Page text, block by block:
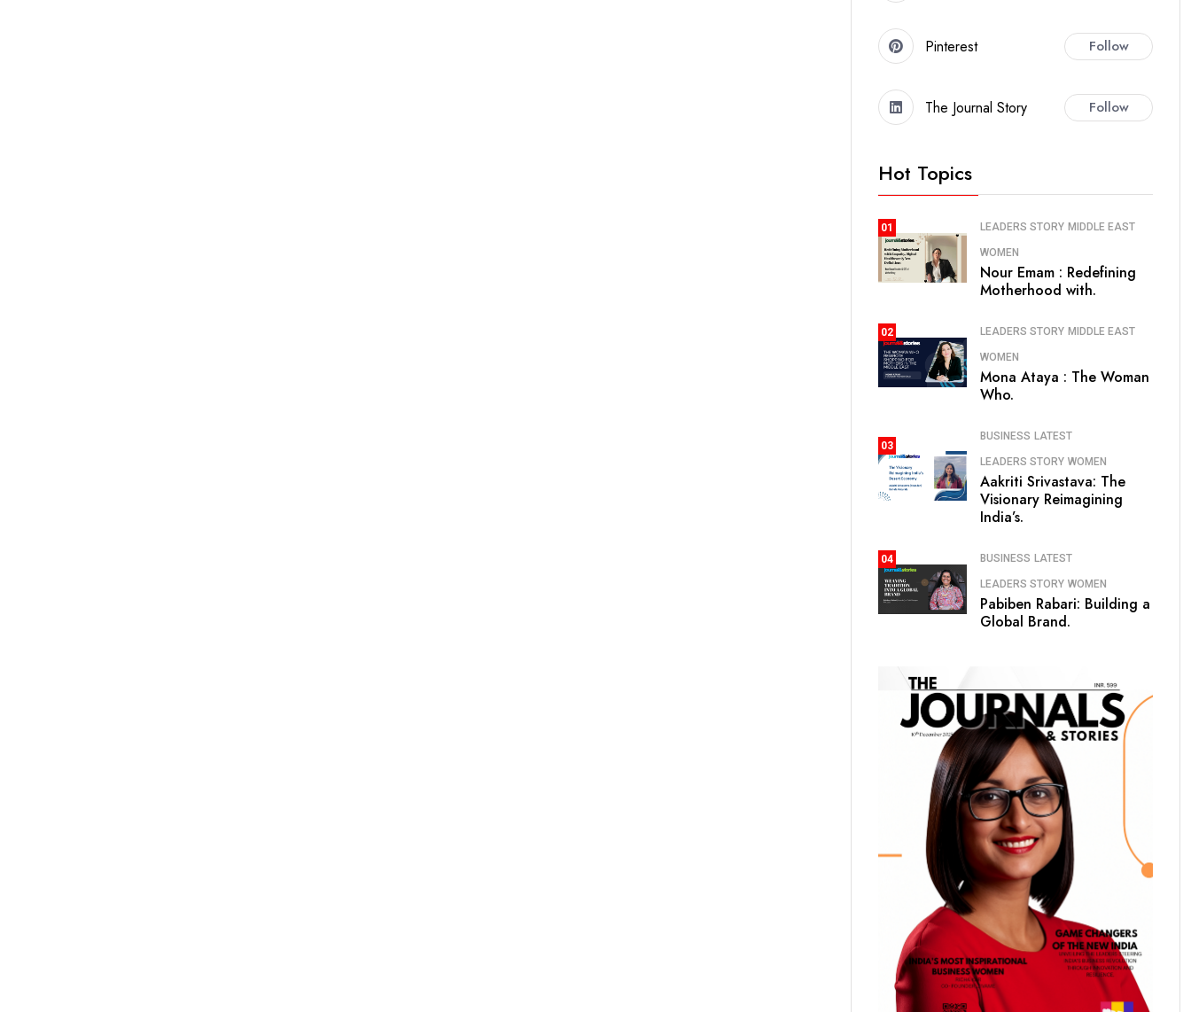
Pinterest Follow
The Journal Story Follow
Hot Topics
01 LEADERS STORY MIDDLE EAST
WOMEN
Nour Emam : Redefining
Motherhood with.
02 LEADERS STORY MIDDLE EAST
WOMEN
Mona Ataya : The Woman
Who.
03
BUSINESS LATEST
LEADERS STORY WOMEN
Aakriti Srivastava: The
Visionary Reimagining
India’s.
04 BUSINESS LATEST
LEADERS STORY WOMEN
Pabiben Rabari: Building a
Global Brand.